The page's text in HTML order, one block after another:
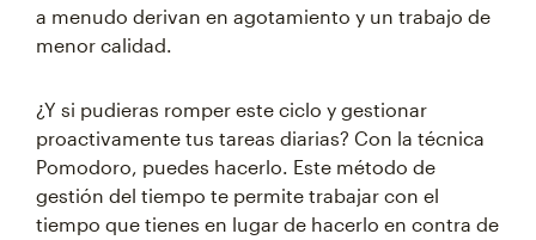
a menudo derivan en agotamiento y un trabajo de
menor calidad.
¿Y si pudieras romper este ciclo y gestionar
proactivamente tus tareas diarias? Con la técnica
Pomodoro, puedes hacerlo. Este método de
gestión del tiempo te permite trabajar con el
tiempo que tienes en lugar de hacerlo en contra de